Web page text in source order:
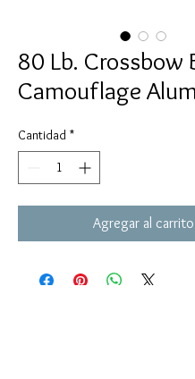
80 Lb. Crossbow
Camouflage
Cantidad *
Agregar al carrito